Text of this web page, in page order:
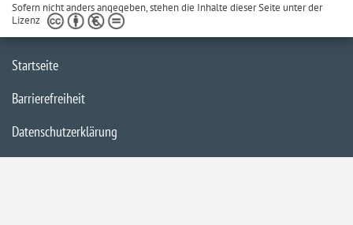
Sofern nicht anders angegeben, stehen die Inhalte dieser Seite unter der
Lizenz
Startseite
Barrierefreiheit
Datenschutzerklärung